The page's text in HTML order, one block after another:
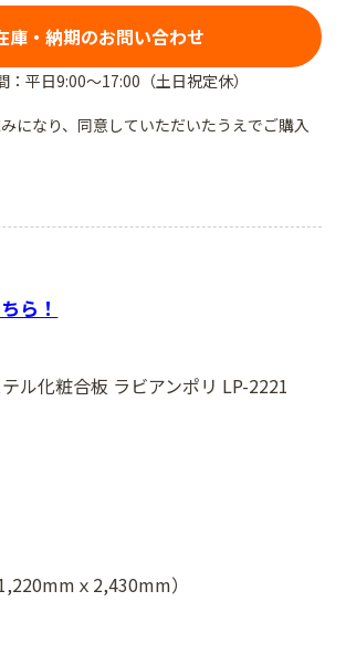
庫・納期のお問い合わせ
：平日9:00～17:00（土日祝定休）
になり、同意していただいたうえでご購入
ら！
ル化粧合板 ラビアンポリ LP-2221
ｘ2,430mm）